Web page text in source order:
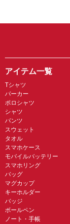
アイテム一覧
Tシャツ
パーカー
ポロシャツ
シャツ
パンツ
スウェット
タオル
スマホケース
モバイルバッテリー
スマホリング
バッグ
マグカップ
キーホルダー
バッジ
ボールペン
ノート・手帳